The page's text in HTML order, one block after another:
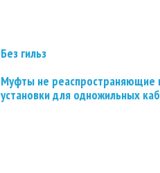
Без гильз
Муфты не реаспространяющие
установки для одножильных